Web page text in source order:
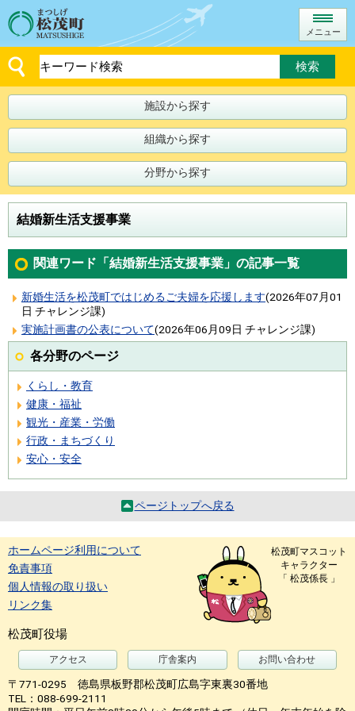
メニュー
施設から探す
組織から探す
分野から探す
結婚新生活支援事業
関連ワード「結婚新生活支援事業」の記事一覧
新婚生活を松茂町ではじめるご夫婦を応援します(2026年07月01
日 チャレンジ課)
実施計画書の公表について(2026年06月09日 チャレンジ課)
各分野のページ
くらし・教育
健康・福祉
観光・産業・労働
行政・まちづくり
安心・安全
ページトップへ戻る
ホームページ利用について
免責事項
個人情報の取り扱い
リンク集
松茂町マスコット
キャラクター
「 松茂係長 」
松茂町役場
アクセス 庁舎案内 お問い合わせ
〒771-0295 徳島県板野郡松茂町広島字東裏30番地
TEL：088-699-2111